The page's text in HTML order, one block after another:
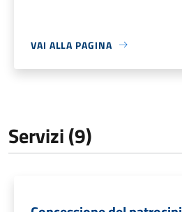
VAI ALLA PAGINA
Servizi (9)